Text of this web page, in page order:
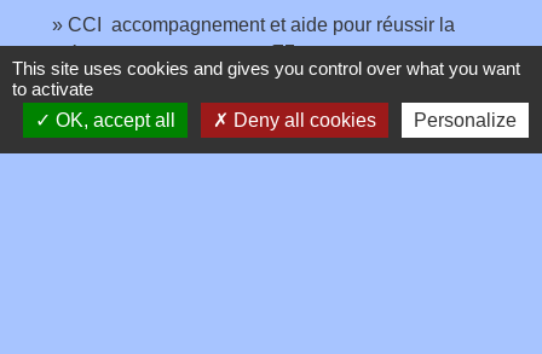
CCI accompagnement et aide pour réussir la
open_in_new
CCI France
Accompagnement des créateurs et repreneurs
d'entrepriseopen_in_new
This site uses cookies and gives you control over what you want
to activate
OK, accept all
Deny all cookies Personalize